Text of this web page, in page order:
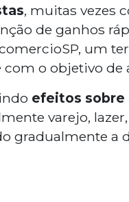
, muitas vezes
de ganhos
um
com o objetivo de
efeitos sobre
varejo,
gradualmente